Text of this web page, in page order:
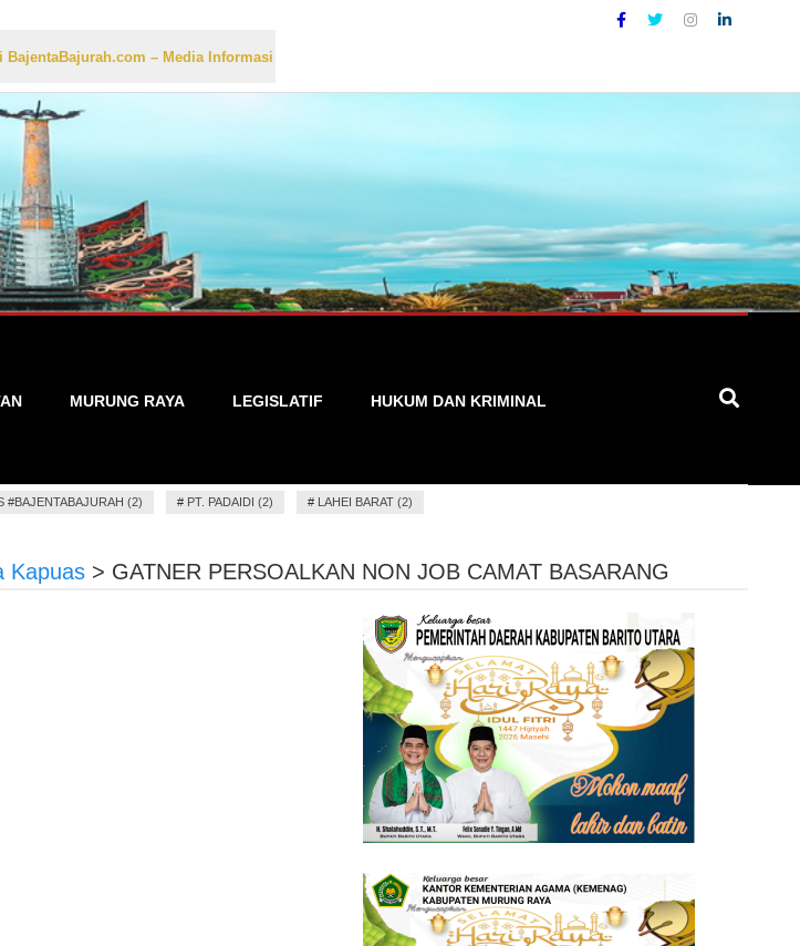
– Media Informasi Lokal yang Akurat, Cepat, dan Terpercaya
MURUNG RAYA LEGISLATIF HUKUM DAN KRIMINAL
#BAJENTABAJURAH (2) # PT. PADAIDI (2) # LAHEI BARAT (2)
Kapuas > GATNER PERSOALKAN NON JOB CAMAT BASARANG